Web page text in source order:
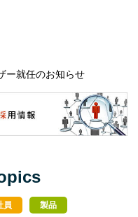
ー就任のお知らせ
員 製品